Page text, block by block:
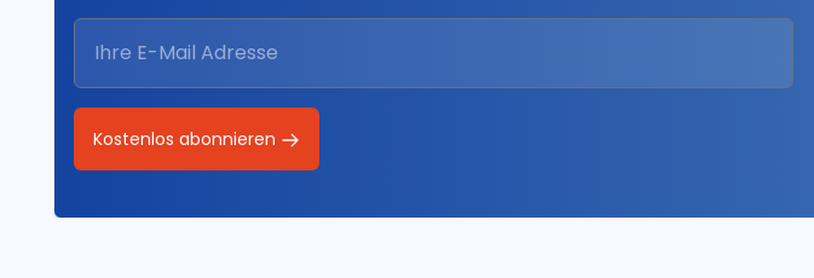
Kostenlos abonnieren